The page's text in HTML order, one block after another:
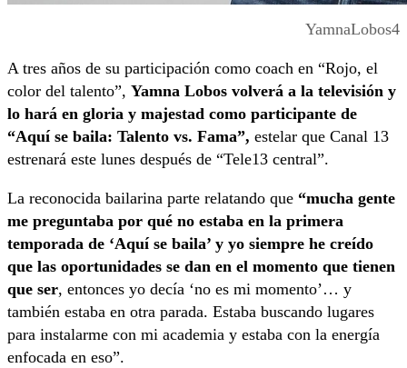
YamnaLobos4
A tres años de su participación como coach en “Rojo, el
color del talento”, Yamna Lobos volverá a la televisión y
lo hará en gloria y majestad como participante de
“Aquí se baila: Talento vs. Fama”, estelar que Canal 13
estrenará este lunes después de “Tele13 central”.
La reconocida bailarina parte relatando que “mucha gente
me preguntaba por qué no estaba en la primera
temporada de ‘Aquí se baila’ y yo siempre he creído
que las oportunidades se dan en el momento que tienen
que ser, entonces yo decía ‘no es mi momento’… y
también estaba en otra parada. Estaba buscando lugares
para instalarme con mi academia y estaba con la energía
enfocada en eso”.